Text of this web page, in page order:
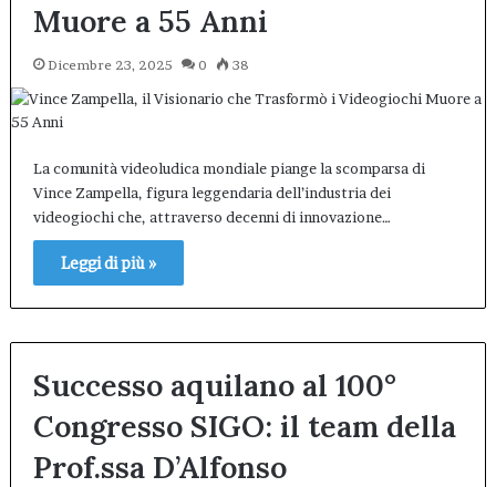
Muore a 55 Anni
Dicembre 23, 2025 0 38
La comunità videoludica mondiale piange la scomparsa di
Vince Zampella, figura leggendaria dell’industria dei
videogiochi che, attraverso decenni di innovazione…
Leggi di più »
Successo aquilano al 100°
Congresso SIGO: il team della
Prof.ssa D’Alfonso